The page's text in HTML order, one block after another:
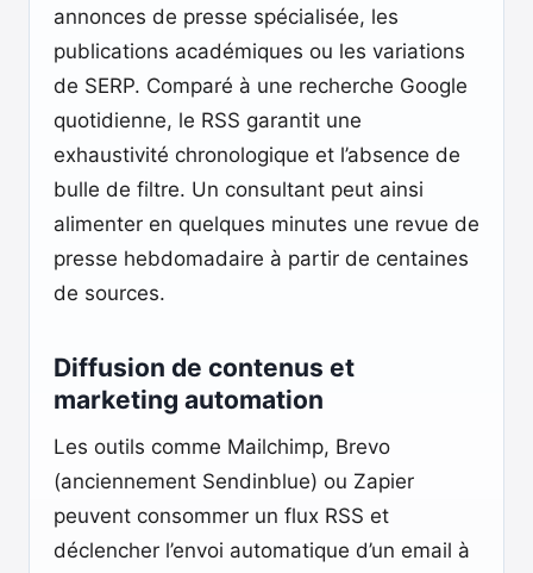
annonces de presse spécialisée, les
publications académiques ou les variations
de SERP. Comparé à une recherche Google
quotidienne, le RSS garantit une
exhaustivité chronologique et l’absence de
bulle de filtre. Un consultant peut ainsi
alimenter en quelques minutes une revue de
presse hebdomadaire à partir de centaines
de sources.
Diffusion de contenus et
marketing automation
Les outils comme Mailchimp, Brevo
(anciennement Sendinblue) ou Zapier
peuvent consommer un flux RSS et
déclencher l’envoi automatique d’un email à